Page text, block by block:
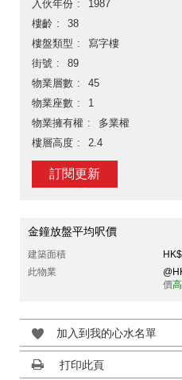
入伙年份
1987
樓齡
38
樓盤類型
寫字樓
街號
89
物業層數
45
物業座數
1
物業擁有權
多業權
樓層高度
2.4
訂閱更新
金鐘放盤平均呎價
建築面積
此物業
價高
加入到我的心水名單
打印此頁